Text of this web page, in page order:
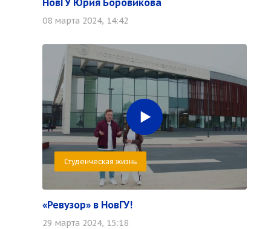
НовГУ Юрия Боровикова
08 марта 2024, 14:42
Студенческая жизнь
«Ревузор» в НовГУ!
29 марта 2024, 15:18